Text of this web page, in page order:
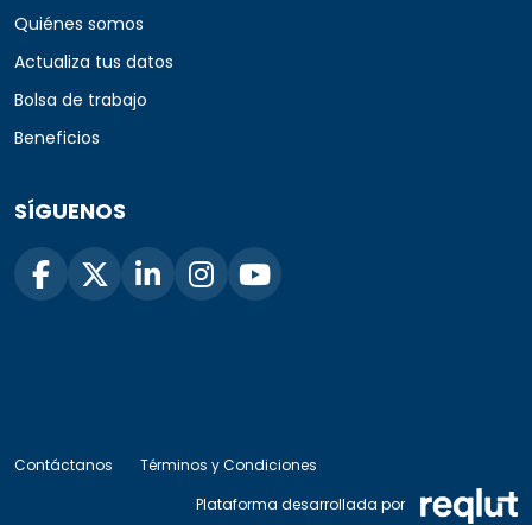
Quiénes somos
Actualiza tus datos
Bolsa de trabajo
Beneficios
SÍGUENOS
Contáctanos
Términos y Condiciones
Plataforma desarrollada por